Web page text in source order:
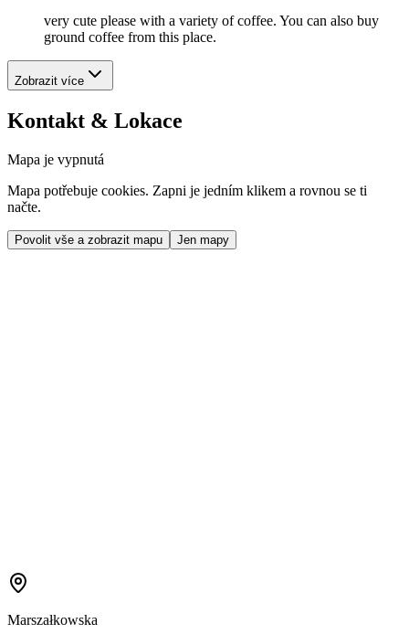
very cute please with a variety of coffee. You can also buy
ground coffee from this place.
Zobrazit více
Kontakt & Lokace
Mapa je vypnutá
Mapa potřebuje cookies. Zapni je jedním klikem a rovnou se ti
načte.
Povolit vše a zobrazit mapu Jen mapy
Marszałkowska